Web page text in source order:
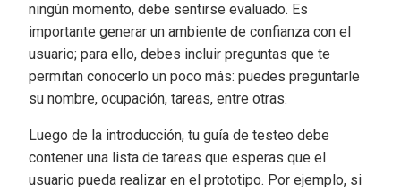
ningún momento, debe sentirse evaluado. Es
importante generar un ambiente de confianza con el
usuario; para ello, debes incluir preguntas que te
permitan conocerlo un poco más: puedes preguntarle
su nombre, ocupación, tareas, entre otras.
Luego de la introducción, tu guía de testeo debe
contener una lista de tareas que esperas que el
usuario pueda realizar en el prototipo. Por ejemplo, si